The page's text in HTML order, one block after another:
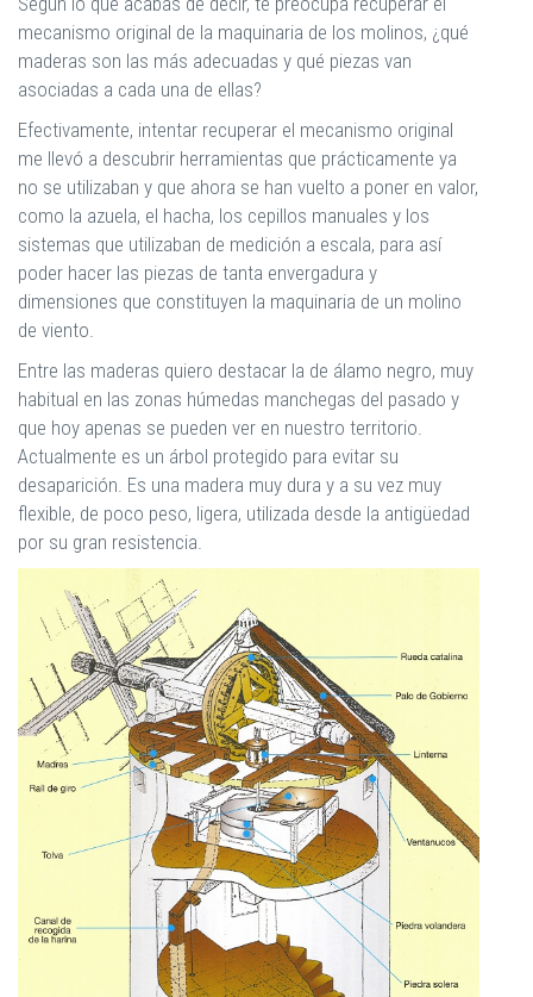
mecanismo original de la maquinaria de los molinos, ¿qué
maderas son las más adecuadas y qué piezas van
asociadas a cada una de ellas?
Efectivamente, intentar recuperar el mecanismo original
me llevó a descubrir herramientas que prácticamente ya
no se utilizaban y que ahora se han vuelto a poner en valor,
como la azuela, el hacha, los cepillos manuales y los
sistemas que utilizaban de medición a escala, para así
poder hacer las piezas de tanta envergadura y
dimensiones que constituyen la maquinaria de un molino
de viento.
Entre las maderas quiero destacar la de álamo negro, muy
habitual en las zonas húmedas manchegas del pasado y
que hoy apenas se pueden ver en nuestro territorio.
Actualmente es un árbol protegido para evitar su
desaparición. Es una madera muy dura y a su vez muy
flexible, de poco peso, ligera, utilizada desde la antigüedad
por su gran resistencia.